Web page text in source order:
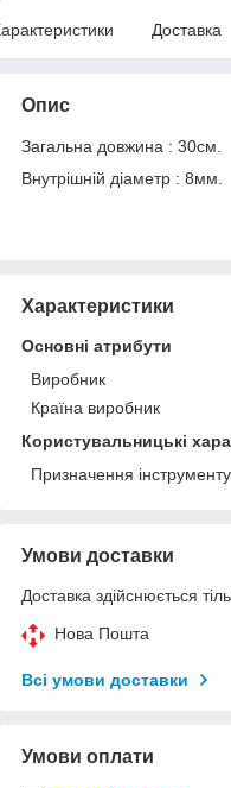
Доставка
Опис
Загальна довжина : 30см.
Внутрішній діаметр : 8мм.
Характеристики
Основні атрибути
Виробник
Країна виробник
Користувальницькі
Призначення інструменту
Умови доставки
Доставка здійснюється
Нова Пошта
Всі умови доставки
Умови оплати